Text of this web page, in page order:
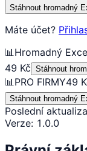
Stáhnout hromadný
Máte účet?
📊 Hromadný
49 Kč Stáhnout
📊 PRO FIRMY49
Stáhnout hromadný
Poslední
Verze: 1.0.0